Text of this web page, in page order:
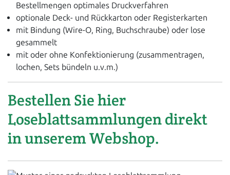
Bestellmengen optimales Druckverfahren
optionale Deck- und Rückkarton oder Registerkarten
mit Bindung (Wire-O, Ring, Buchschraube) oder lose
gesammelt
mit oder ohne Konfektionierung (zusammentragen,
lochen, Sets bündeln u.v.m.)
Bestellen Sie hier
Loseblattsammlungen direkt
in unserem Webshop.